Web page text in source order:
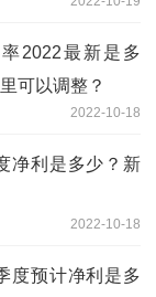
2022最新是多
可以调整？
2022-10-18
净利是多少？新
2022-10-18
度预计净利是多